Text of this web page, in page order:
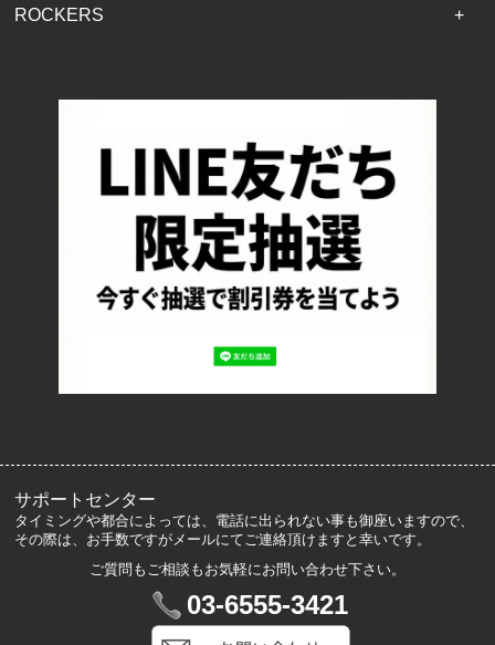
ROCKERS
配送・送料について
お支払い方法について
特定商取引法に基づく表記
プライバシーポリシー
ロッカーズについて
サポートセンター
タイミングや都合によっては、電話に出られない事も御座いますので、
その際は、お手数ですがメールにてご連絡頂けますと幸いです。
ご質問もご相談もお気軽にお問い合わせ下さい。
03-6555-3421